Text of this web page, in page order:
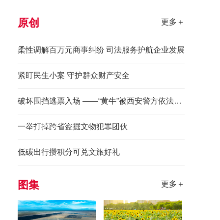
原创 更多＋
柔性调解百万元商事纠纷 司法服务护航企业发展
紧盯民生小案 守护群众财产安全
破坏围挡逃票入场 ——“黄牛”被西安警方依法拘留
一举打掉跨省盗掘文物犯罪团伙
低碳出行攒积分可兑文旅好礼
图集 更多＋